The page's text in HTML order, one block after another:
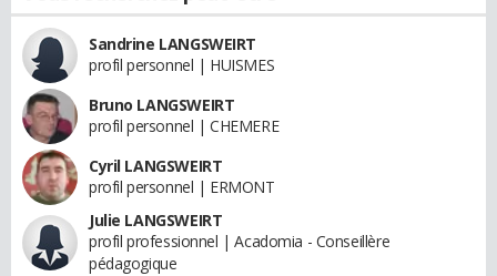
Sandrine LANGSWEIRT
profil personnel | HUISMES
Bruno LANGSWEIRT
profil personnel | CHEMERE
Cyril LANGSWEIRT
profil personnel | ERMONT
Julie LANGSWEIRT
profil professionnel | Acadomia - Conseillère
pédagogique